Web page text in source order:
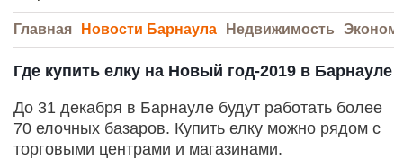
Главная Новости Барнаула Недвижимость
Где купить елку на Новый год-2019 в Барнауле
До 31 декабря в Барнауле будут работать более
70 елочных базаров. Купить елку можно рядом с
торговыми центрами и магазинами.